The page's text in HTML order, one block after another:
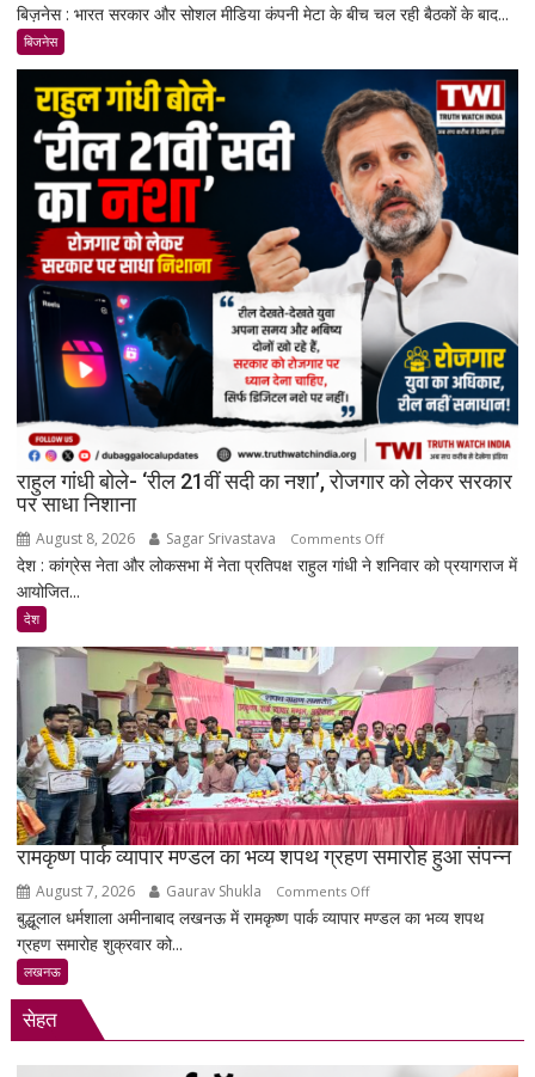
फेसबुक-
कानूनी
सुरक्षा
वापस
ले
सकती
है
सरकार:
रिकमेंडेशन
सिस्टम
और
पेड
प्रमोशन
से
जवाब
बिज़नेस : भारत सरकार और सोशल मीडिया कंपनी मेटा के बीच चल रही बैठकों के बाद...
बिजनेस
राहुल गांधी बोले- ‘रील 21वीं सदी का नशा’, रोजगार को लेकर सरकार
पर साधा निशाना
August 8, 2026 Sagar Srivastava Comments Offon
राहुल
21वीं
सदी
का
नशा’,
रोजगार
को
लेकर
सरकार
देश : कांग्रेस नेता और लोकसभा में नेता प्रतिपक्ष राहुल गांधी ने शनिवार को प्रयागराज में
आयोजित...
देश
रामकृष्ण पार्क व्यापार मण्डल का भव्य शपथ ग्रहण समारोह हुआ संपन्न
August 7, 2026 Gaurav Shukla Comments Offon
रामकृष्ण
बुद्धूलाल धर्मशाला अमीनाबाद लखनऊ में रामकृष्ण पार्क व्यापार मण्डल का भव्य शपथ
ग्रहण समारोह शुक्रवार को...
लखनऊ
सेहत